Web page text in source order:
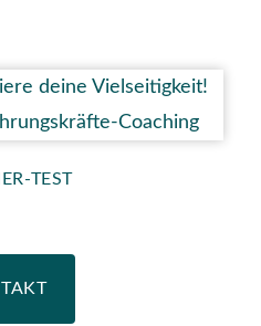
deine Vielseitigkeit!
Coaching
TEST